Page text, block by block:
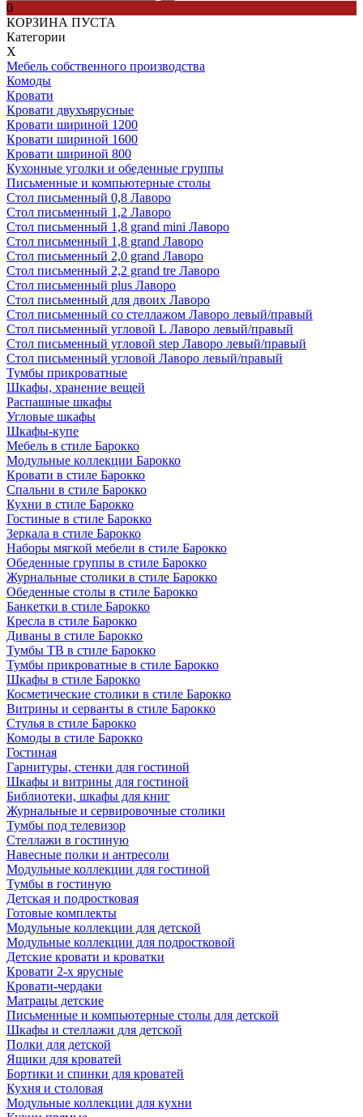
0
КОРЗИНА ПУСТА
Категории
Х
Мебель собственного производства
Комоды
Кровати
Кровати двухъярусные
Кровати шириной 1200
Кровати шириной 1600
Кровати шириной 800
Кухонные уголки и обеденные группы
Письменные и компьютерные столы
Стол письменный 0,8 Лаворо
Стол письменный 1,2 Лаворо
Стол письменный 1,8 grand mini Лаворо
Стол письменный 1,8 grand Лаворо
Стол письменный 2,0 grand Лаворо
Стол письменный 2,2 grand tre Лаворо
Стол письменный plus Лаворо
Стол письменный для двоих Лаворо
Стол письменный со стеллажом Лаворо левый/правый
Стол письменный угловой L Лаворо левый/правый
Стол письменный угловой step Лаворо левый/правый
Стол письменный угловой Лаворо левый/правый
Тумбы прикроватные
Шкафы, хранение вещей
Распашные шкафы
Угловые шкафы
Шкафы-купе
Мебель в стиле Барокко
Модульные коллекции Барокко
Кровати в стиле Барокко
Спальни в стиле Барокко
Кухни в стиле Барокко
Гостиные в стиле Барокко
Зеркала в стиле Барокко
Наборы мягкой мебели в стиле Барокко
Обеденные группы в стиле Барокко
Журнальные столики в стиле Барокко
Обеденные столы в стиле Барокко
Банкетки в стиле Барокко
Кресла в стиле Барокко
Диваны в стиле Барокко
Тумбы ТВ в стиле Барокко
Тумбы прикроватные в стиле Барокко
Шкафы в стиле Барокко
Косметические столики в стиле Барокко
Витрины и серванты в стиле Барокко
Стулья в стиле Барокко
Комоды в стиле Барокко
Гостиная
Гарнитуры, стенки для гостиной
Шкафы и витрины для гостиной
Библиотеки, шкафы для книг
Журнальные и сервировочные столики
Тумбы под телевизор
Стеллажи в гостиную
Навесные полки и антресоли
Модульные коллекции для гостиной
Тумбы в гостиную
Детская и подростковая
Готовые комплекты
Модульные коллекции для детской
Модульные коллекции для подростковой
Детские кровати и кроватки
Кровати 2-х ярусные
Кровати-чердаки
Матрацы детские
Письменные и компьютерные столы для детской
Шкафы и стеллажи для детской
Полки для детской
Ящики для кроватей
Бортики и спинки для кроватей
Кухня и столовая
Модульные коллекции для кухни